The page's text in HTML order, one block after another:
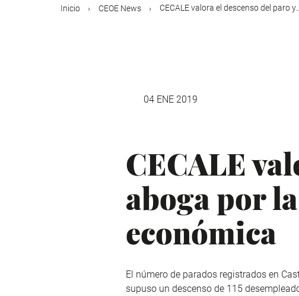
Inicio CEOE News CECALE valora el descenso del paro y...
04 ENE 2019
CECALE
aboga por
económica
El número de parados registrados en
supuso un descenso de 115